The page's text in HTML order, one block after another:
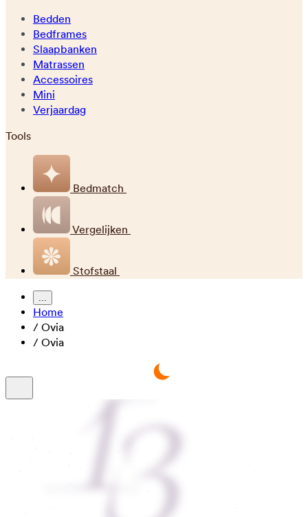
Bedden
Bedframes
Slaapbanken
Matrassen
Accessoires
Mini
Verjaardag
Tools
Bedmatch
Vergelijken
Stofstaal
...
Home
/ Ovia
/ Ovia